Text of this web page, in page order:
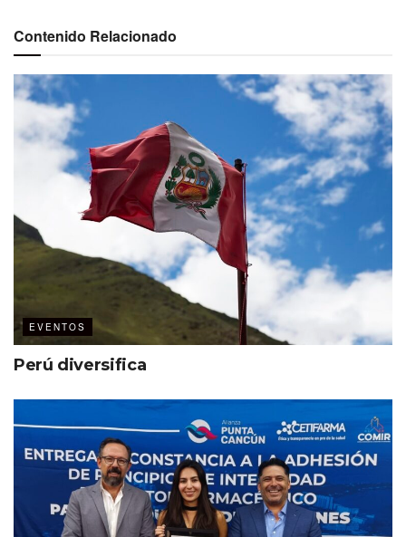
Contenido Relacionado
EVENTOS
Perú diversifica